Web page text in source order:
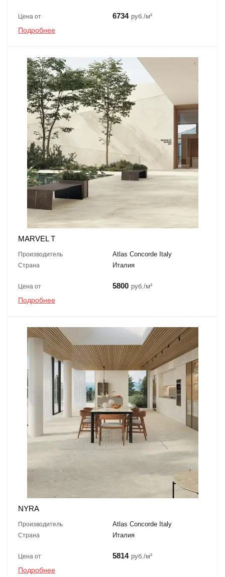
Цена от 6734 руб./м²
Подробнее
MARVEL T
Производитель Atlas Concorde Italy
Страна Италия
Цена от 5800 руб./м²
Подробнее
NYRA
Производитель Atlas Concorde Italy
Страна Италия
Цена от 5814 руб./м²
Подробнее